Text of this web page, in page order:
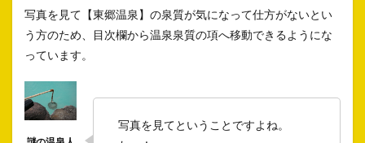
写真を見て【東郷温泉】の泉質が気になって仕方がないとい
う方のため、目次欄から温泉泉質の項へ移動できるようにな
っています。
写真を見てということですよね。